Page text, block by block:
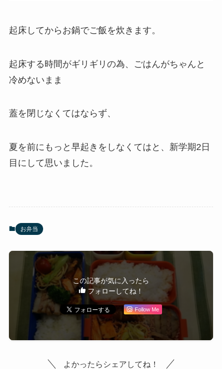
起床してからお鍋でご飯を炊きます。
起床する時間がギリギリの為、ごはんがちゃんと
冷めないまま
蓋を閉じなくてはならず、
夏を前にもっと早起きをしなくてはと、新学期2日
目にして思いました。
お弁当
この記事が気に入ったら
フォローしてね！
Follow Me
よかったらシェアしてね！